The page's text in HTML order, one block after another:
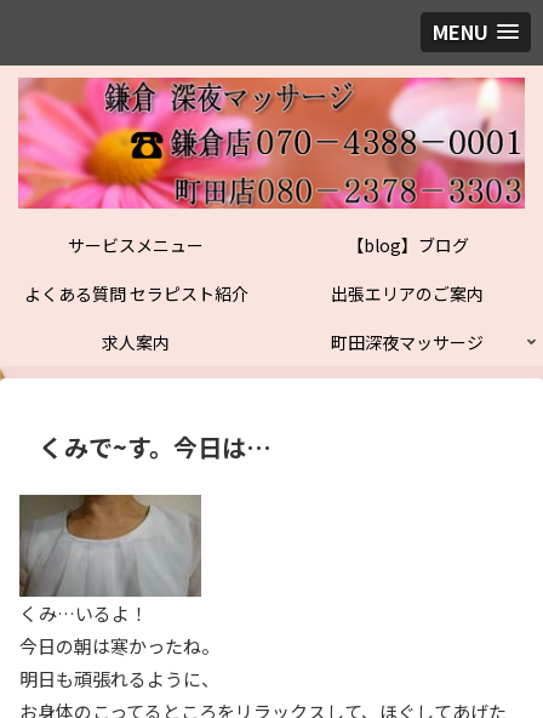
MENU
サービスメニュー
【blog】ブログ
よくある質問 セラピスト紹介
出張エリアのご案内
求人案内
町田深夜マッサージ
くみで~す。今日は…
くみ…いるよ！
今日の朝は寒かったね。
明日も頑張れるように、
お身体のこってるところをリラックスして、ほぐしてあげた